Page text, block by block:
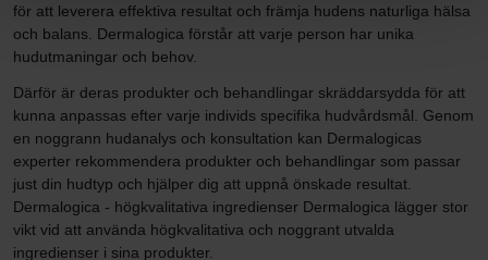
för att leverera effektiva resultat och främja hudens naturliga hälsa
och balans. Dermalogica förstår att varje person har unika
hudutmaningar och behov.
Därför är deras produkter och behandlingar skräddarsydda för att
kunna anpassas efter varje individs specifika hudvårdsmål. Genom
en noggrann hudanalys och konsultation kan Dermalogicas
experter rekommendera produkter och behandlingar som passar
just din hudtyp och hjälper dig att uppnå önskade resultat.
Dermalogica - högkvalitativa ingredienser Dermalogica lägger stor
vikt vid att använda högkvalitativa och noggrant utvalda
ingredienser i sina produkter.